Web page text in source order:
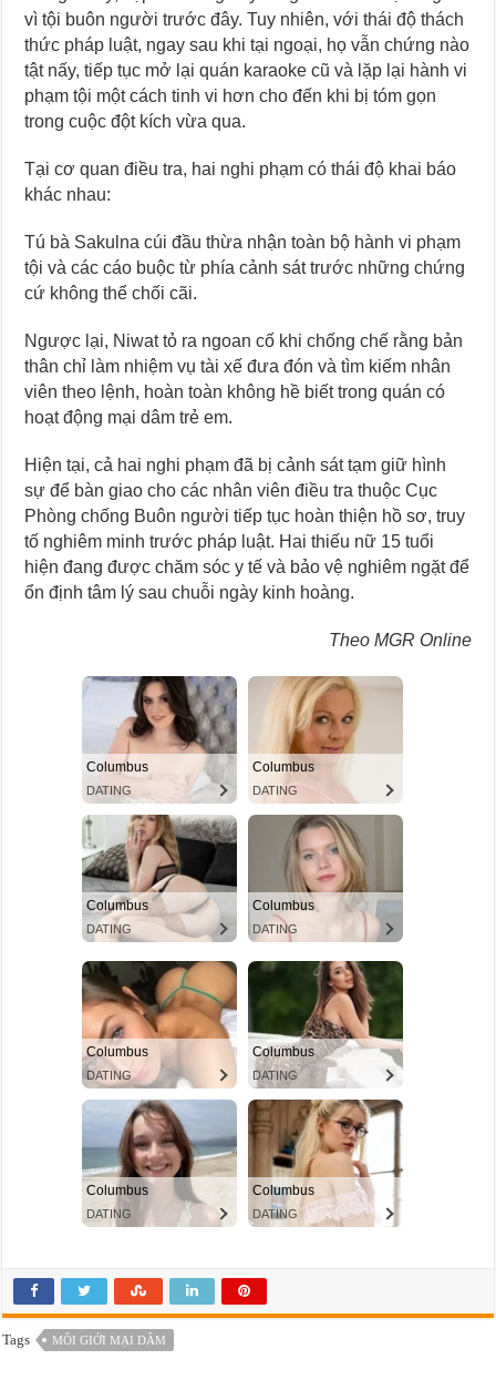
vì tội buôn người trước đây. Tuy nhiên, với thái độ thách
thức pháp luật, ngay sau khi tại ngoại, họ vẫn chứng nào
tật nấy, tiếp tục mở lại quán karaoke cũ và lặp lại hành vi
phạm tội một cách tinh vi hơn cho đến khi bị tóm gọn
trong cuộc đột kích vừa qua.
Tại cơ quan điều tra, hai nghi phạm có thái độ khai báo
khác nhau:
Tú bà Sakulna cúi đầu thừa nhận toàn bộ hành vi phạm
tội và các cáo buộc từ phía cảnh sát trước những chứng
cứ không thể chối cãi.
Ngược lại, Niwat tỏ ra ngoan cố khi chống chế rằng bản
thân chỉ làm nhiệm vụ tài xế đưa đón và tìm kiếm nhân
viên theo lệnh, hoàn toàn không hề biết trong quán có
hoạt động mại dâm trẻ em.
Hiện tại, cả hai nghi phạm đã bị cảnh sát tạm giữ hình
sự để bàn giao cho các nhân viên điều tra thuộc Cục
Phòng chống Buôn người tiếp tục hoàn thiện hồ sơ, truy
tố nghiêm minh trước pháp luật. Hai thiếu nữ 15 tuổi
hiện đang được chăm sóc y tế và bảo vệ nghiêm ngặt để
ổn định tâm lý sau chuỗi ngày kinh hoàng.
Theo MGR Online
Tags MÔI GIỚI MẠI DÂM